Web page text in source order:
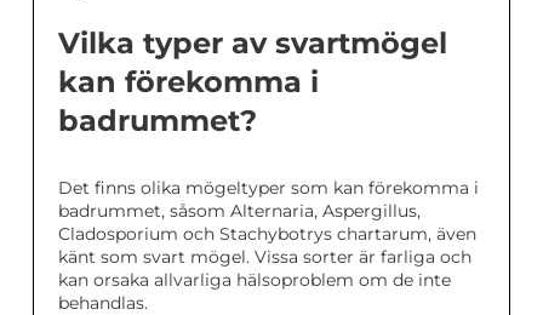
Vilka typer av svartmögel
kan förekomma i
badrummet?
Det finns olika mögeltyper som kan förekomma i
badrummet, såsom Alternaria, Aspergillus,
Cladosporium och Stachybotrys chartarum, även
känt som svart mögel. Vissa sorter är farliga och
kan orsaka allvarliga hälsoproblem om de inte
behandlas.